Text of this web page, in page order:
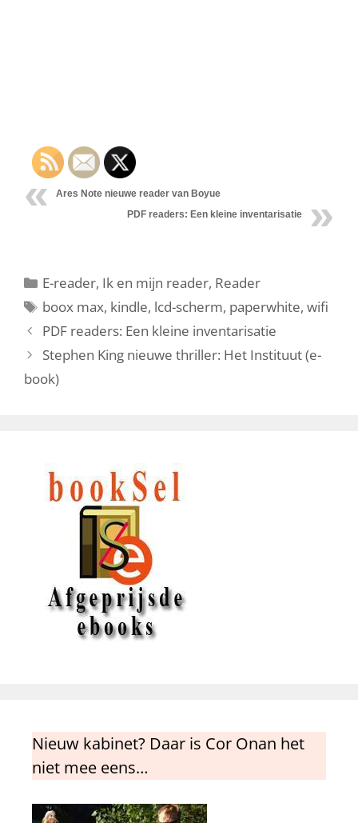
Ares Note nieuwe reader van Boyue
PDF readers: Een kleine inventarisatie
Categorieën
E-reader, Ik en mijn reader, Reader
Tags
boox max, kindle, lcd-scherm, paperwhite,wifi
PDF readers: Een kleine inventarisatie
Stephen King nieuwe thriller: Het Instituut (e-
book)
Nieuw kabinet? Daar is Cor Onan het
niet mee eens…